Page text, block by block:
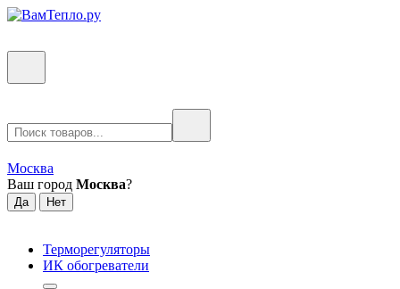
Москва
Ваш город Москва?
Терморегуляторы
ИК обогреватели